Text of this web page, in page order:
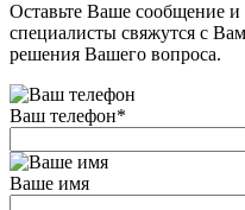
Оставьте Ваше сообщение
специалисты свяжутся с
решения Вашего вопроса.
Ваш телефон*
Ваше имя